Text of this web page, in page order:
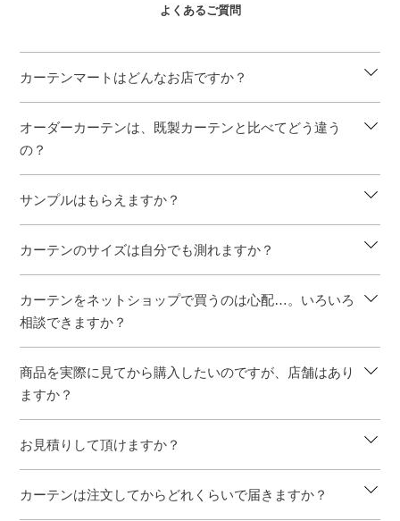
よくあるご質問
カーテンマートはどんなお店ですか？
オーダーカーテンは、既製カーテンと比べてどう違う
の？
サンプルはもらえますか？
カーテンのサイズは自分でも測れますか？
カーテンをネットショップで買うのは心配…。いろいろ
相談できますか？
商品を実際に見てから購入したいのですが、店舗はあり
ますか？
お見積りして頂けますか？
カーテンは注文してからどれくらいで届きますか？